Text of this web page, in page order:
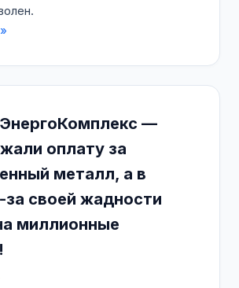
—
оплату за
металл, а в
за своей жадности
миллионные